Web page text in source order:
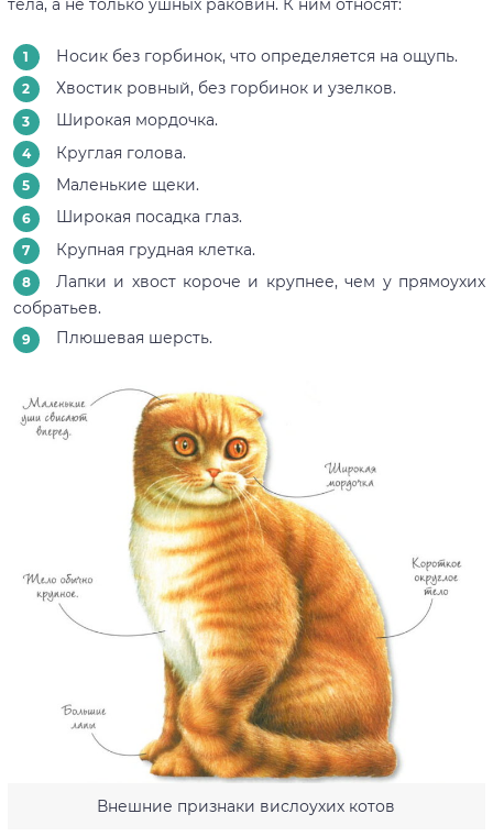
тела, а не только ушных раковин. К ним относят:
Носик без горбинок, что определяется на ощупь.
Хвостик ровный, без горбинок и узелков.
Широкая мордочка.
Круглая голова.
Маленькие щеки.
Широкая посадка глаз.
Крупная грудная клетка.
Лапки и хвост короче и крупнее, чем у прямоухих
собратьев.
Плюшевая шерсть.
Внешние признаки вислоухих котов